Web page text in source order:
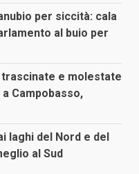
per siccità: cala
al buio per
trascinate e molestate
Campobasso,
laghi del Nord e del
al Sud